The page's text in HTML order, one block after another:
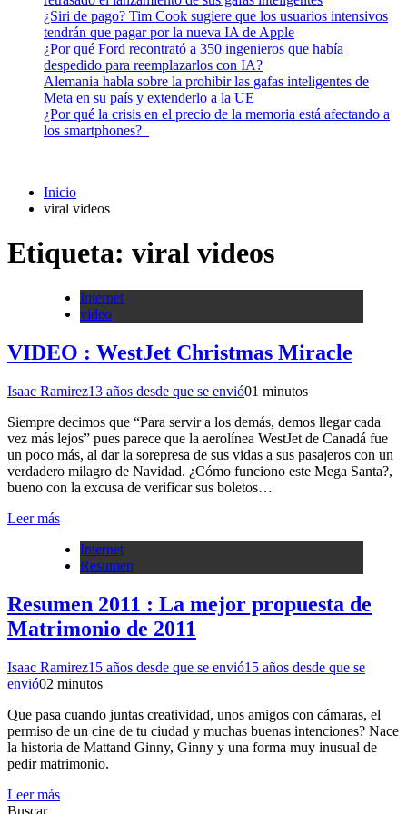
¿Siri de pago? Tim Cook sugiere que los usuarios intensivos
tendrán que pagar por la nueva IA de Apple
¿Por qué Ford recontrató a 350 ingenieros que había
despedido para reemplazarlos con IA?
Alemania habla sobre la prohibir las gafas inteligentes de
Meta en su país y extenderlo a la UE
¿Por qué la crisis en el precio de la memoria está afectando a
los smartphones?
Inicio
viral videos
Etiqueta: viral videos
Internet
video
VIDEO : WestJet Christmas Miracle
Isaac Ramirez13 años desde que se envió01 minutos
Siempre decimos que “Para servir a los demás, demos llegar cada
vez más lejos” pues parece que la aerolínea WestJet de Canadá fue
un poco más, al dar la sorepresa de sus vidas a sus pasajeros con un
verdadero milagro de Navidad. ¿Cómo funciono este Mega Santa?,
bueno con la excusa de verificar sus boletos…
Leer más
Internet
Resumen
Resumen 2011 : La mejor propuesta de
Matrimonio de 2011
Isaac Ramirez15 años desde que se envió15 años desde que se
envió02 minutos
Que pasa cuando juntas creatividad, unos amigos con cámaras, el
permiso de un cine de tu ciudad y muchas buenas intenciones? Nace
la historia de Mattand Ginny, Ginny y una forma muy inusual de
pedir matrimonio.
Leer más
Buscar